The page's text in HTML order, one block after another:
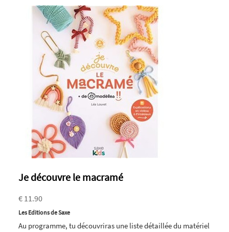
Je découvre le macramé
€ 11.90
Les Editions de Saxe
Au programme, tu découvriras une liste détaillée du matériel